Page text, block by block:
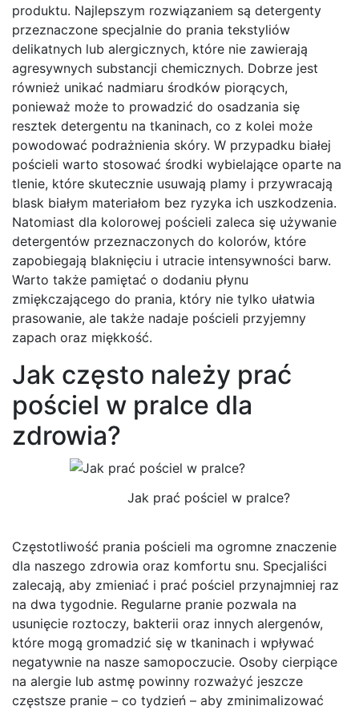
produktu. Najlepszym rozwiązaniem są detergenty
przeznaczone specjalnie do prania tekstyliów
delikatnych lub alergicznych, które nie zawierają
agresywnych substancji chemicznych. Dobrze jest
również unikać nadmiaru środków piorących,
ponieważ może to prowadzić do osadzania się
resztek detergentu na tkaninach, co z kolei może
powodować podrażnienia skóry. W przypadku białej
pościeli warto stosować środki wybielające oparte na
tlenie, które skutecznie usuwają plamy i przywracają
blask białym materiałom bez ryzyka ich uszkodzenia.
Natomiast dla kolorowej pościeli zaleca się używanie
detergentów przeznaczonych do kolorów, które
zapobiegają blaknięciu i utracie intensywności barw.
Warto także pamiętać o dodaniu płynu
zmiękczającego do prania, który nie tylko ułatwia
prasowanie, ale także nadaje pościeli przyjemny
zapach oraz miękkość.
Jak często należy prać
pościel w pralce dla
zdrowia?
Jak prać pościel w pralce?
Częstotliwość prania pościeli ma ogromne znaczenie
dla naszego zdrowia oraz komfortu snu. Specjaliści
zalecają, aby zmieniać i prać pościel przynajmniej raz
na dwa tygodnie. Regularne pranie pozwala na
usunięcie roztoczy, bakterii oraz innych alergenów,
które mogą gromadzić się w tkaninach i wpływać
negatywnie na nasze samopoczucie. Osoby cierpiące
na alergie lub astmę powinny rozważyć jeszcze
częstsze pranie – co tydzień – aby zminimalizować